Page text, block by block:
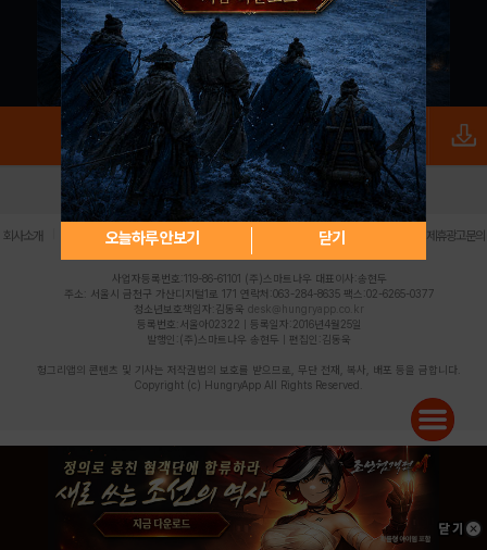
오늘하루 안보기 닫기
로그인 PC버전 전체앱
회사소개 | 개인정보 처리방침 불법촬영물 신고센터 제휴광고문의
사업자등록번호:119-86-61101 (주)스마트나우 대표이사:송현두
주소: 서울시 금천구 가산디지털1로 171 연락처:063-284-8635 팩스:02-6265-0377
청소년보호책임자:김동욱 desk@hungryapp.co.kr
등록번호:서울아02322 | 등록일자:2016년4월25일
발행인:(주)스마트나우 송현두 | 편집인:김동욱
헝그리앱의 콘텐츠 및 기사는 저작권법의 보호를 받으므로, 무단 전재, 복사, 배포 등을 금합니다.
Copyright (c) HungryApp All Rights Reserved.